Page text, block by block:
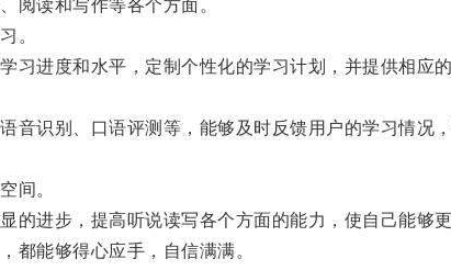
读和写作等各个方面。
。
进度和水平，定制个性化的学习计划，并提供相应
识别、口语评测等，能够及时反馈用户的学习情况，
间。
进步，提高听说读写各个方面的能力，使自己能够更
能够得心应手，自信满满。